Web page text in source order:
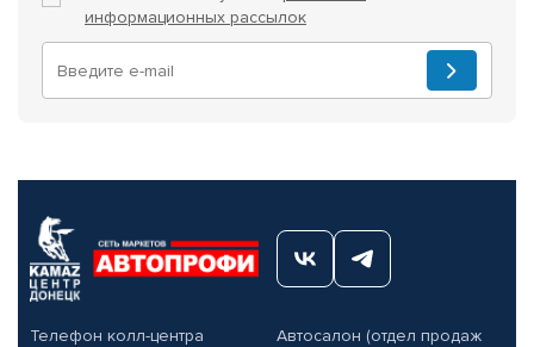
информационных рассылок
Телефон колл-центра
Автосалон (отдел продаж